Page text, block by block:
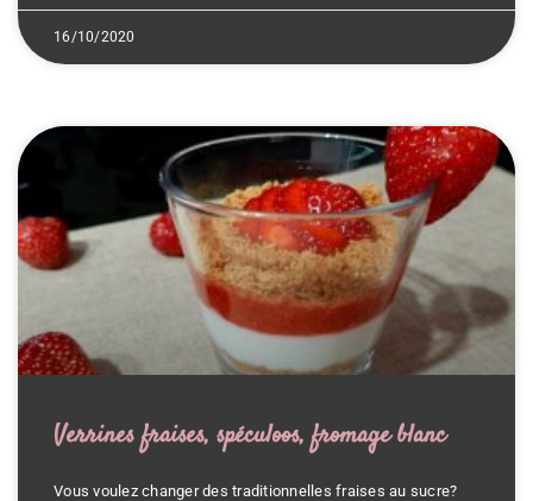
16/10/2020
Verrines fraises, spéculoos, fromage blanc
Vous voulez changer des traditionnelles fraises au sucre?